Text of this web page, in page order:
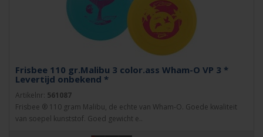
Frisbee 110 gr.Malibu 3 color.ass Wham-O VP 3 *
Levertijd onbekend *
Artikelnr: 561087
Frisbee ® 110 gram Malibu, de echte van Wham-O. Goede kwaliteit
van soepel kunststof. Goed gewicht e..